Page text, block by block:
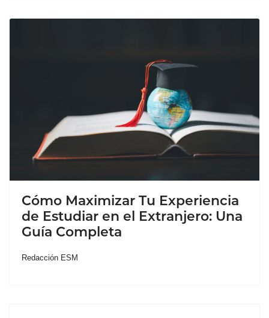
Cómo Maximizar Tu Experiencia
de Estudiar en el Extranjero: Una
Guía Completa
Redacción ESM